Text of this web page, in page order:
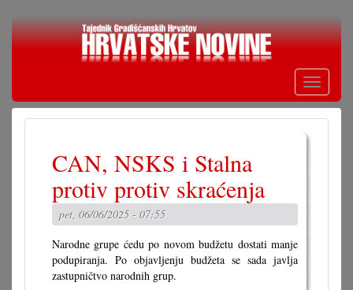
Skoči
Toggle
CAN, NSKS i Stalna
protiv protiv skraćenja
pet, 06/06/2025 - 07:55
Narodne grupe ćedu po novom budžetu dostati manje
podupiranja. Po objavljenju budžeta se sada javlja
zastupničtvo narodnih grup.